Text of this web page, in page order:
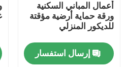
الصفحة الرئيسية
منتجات
أعمال المباني السكنية
ورقة حماية أرضية مؤقتة
للديكور المنزلي
إرسال استفسار